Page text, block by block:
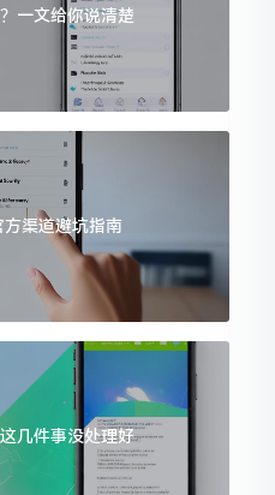
一文给你说清楚
渠道避坑指南
几件事没处理好